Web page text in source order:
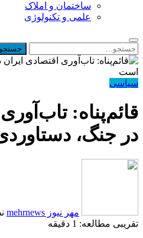
ساختمان و املاک
علمی و تکنولوژی
سیاسی
قائم‌پناه:
در جنگ،
مهر نیوز mehrnews
تقریبی مطالعه: 1 دقیقه